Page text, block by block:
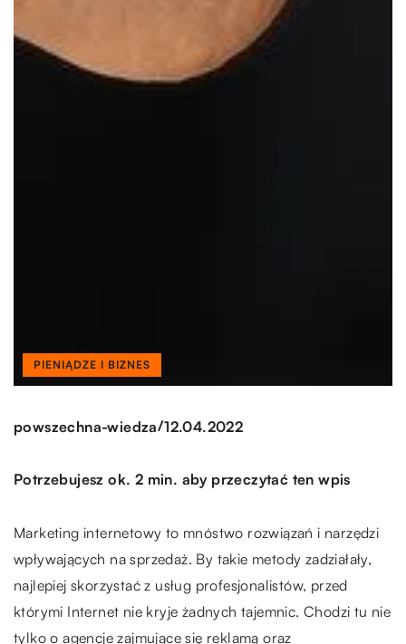
PIENIĄDZE I BIZNES
powszechna-wiedza/12.04.2022
Potrzebujesz ok. 2 min. aby przeczytać ten wpis
Marketing internetowy to mnóstwo rozwiązań i narzędzi
wpływających na sprzedaż. By takie metody zadziałały,
najlepiej skorzystać z usług profesjonalistów, przed
którymi Internet nie kryje żadnych tajemnic. Chodzi tu nie
tylko o agencje zajmujące się reklamą oraz